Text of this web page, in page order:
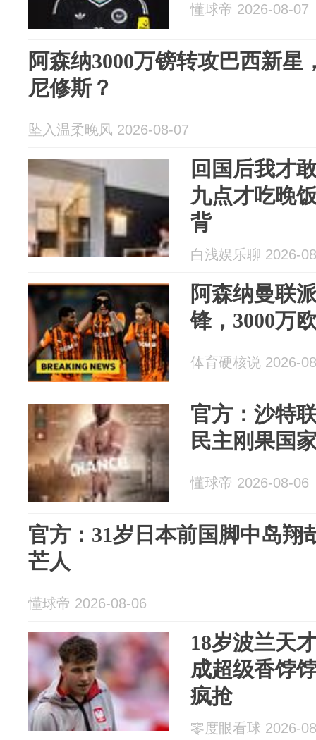
懂球帝 2026-08-07
阿森纳3000万镑转攻巴西新星
尼修斯？
坠入温柔晚风 2026-08-07
回国后我才
九点才吃晚
背
白浅娱乐聊 2026-
阿森纳曼联
锋，3000万
体育硬核说 2026-
官方：沙特
民主刚果国
懂球帝 2026-08-06
官方：31岁日本前国脚中岛翔
芒人
懂球帝 2026-08-06
18岁波兰天
成超级香饽
疯抢
零度眼看球 2026-